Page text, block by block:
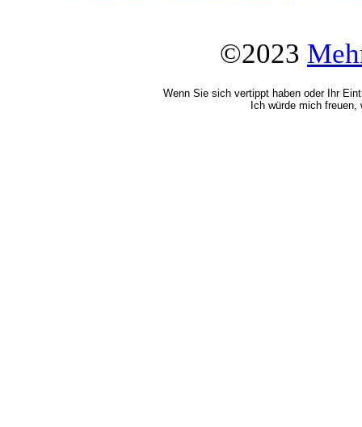
©2023
Wenn Sie sich vertippt haben oder Ihr
Ich würde mich